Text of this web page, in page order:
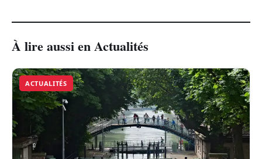
À lire aussi en Actualités
ACTUALITÉS